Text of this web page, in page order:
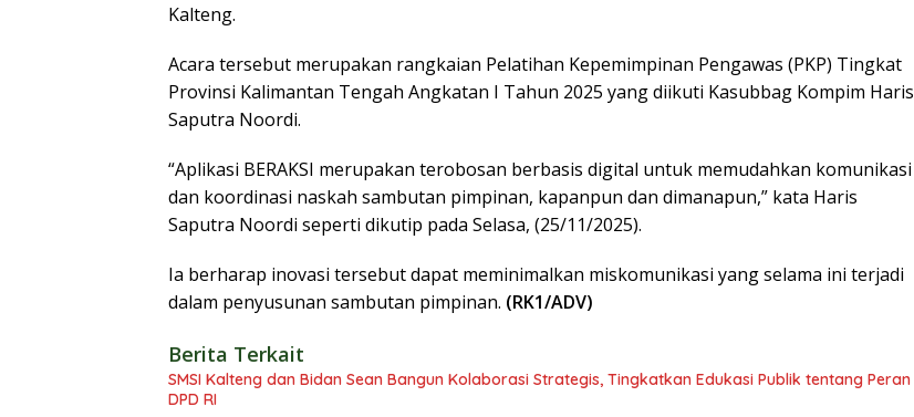
Kalteng.
Acara tersebut merupakan rangkaian Pelatihan Kepemimpinan Pengawas (PKP) Tingkat
Provinsi Kalimantan Tengah Angkatan I Tahun 2025 yang diikuti Kasubbag Kompim Haris
Saputra Noordi.
“Aplikasi BERAKSI merupakan terobosan berbasis digital untuk memudahkan komunikasi
dan koordinasi naskah sambutan pimpinan, kapanpun dan dimanapun,” kata Haris
Saputra Noordi seperti dikutip pada Selasa, (25/11/2025).
Ia berharap inovasi tersebut dapat meminimalkan miskomunikasi yang selama ini terjadi
dalam penyusunan sambutan pimpinan. (RK1/ADV)
Berita Terkait
SMSI Kalteng dan Bidan Sean Bangun Kolaborasi Strategis, Tingkatkan Edukasi Publik tentang Peran
DPD RI